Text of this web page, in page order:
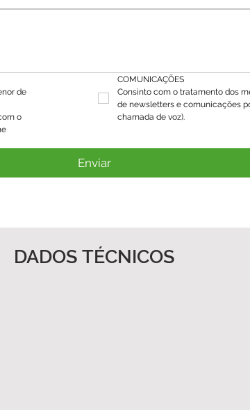
de
o
COMUNICAÇÕES
Consinto com o tratamento dos
de newsletters e comunicações
chamada de voz).
Enviar
DADOS TÉCNICOS